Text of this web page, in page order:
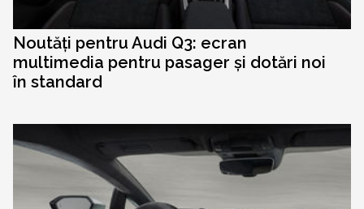
Noutăți pentru Audi Q3: ecran
multimedia pentru pasager și dotări noi
în standard